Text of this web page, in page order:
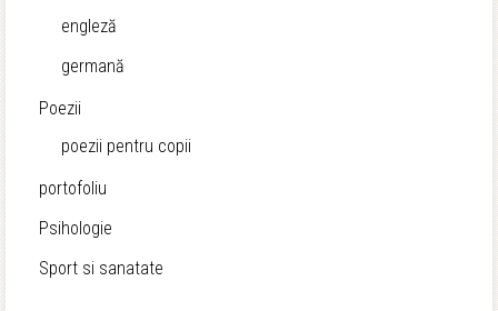
engleză
germană
Poezii
poezii pentru copii
portofoliu
Psihologie
Sport si sanatate